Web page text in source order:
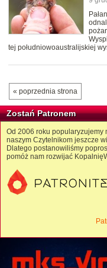
tej południowoaustralijskiej
« poprzednia strona
Zostań Patronem
Od 2006 roku popularyzujemy
naszym Czytelnikom jeszcze
Dlatego postanowiliśmy
pomóż nam rozwijać